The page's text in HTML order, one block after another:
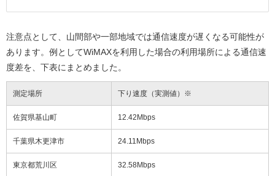
注意点として、山間部や一部地域では通信速度が遅くなる可能性が
あります。例としてWiMAXを利用した場合の利用場所による通信速
度差を、下表にまとめました。
測定場所 下り速度（実測値）※
佐賀県基山町 12.42Mbps
千葉県木更津市 24.11Mbps
東京都荒川区 32.58Mbps